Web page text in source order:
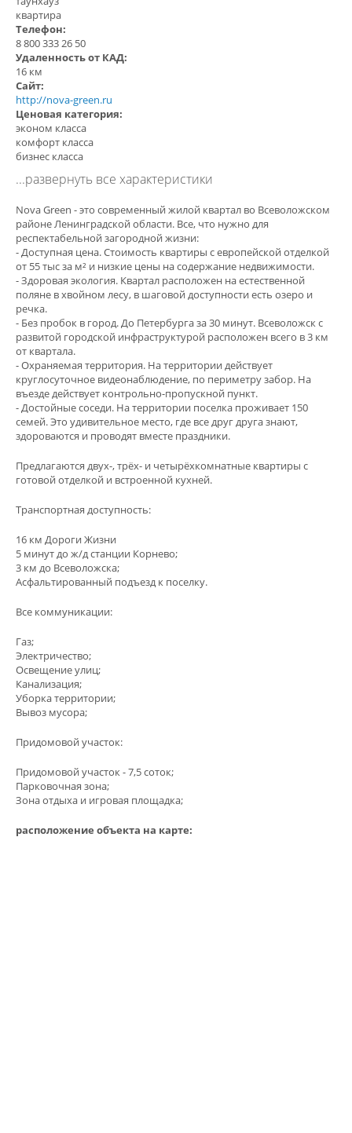
квартира
Телефон:
8 800 333 26 50
Удаленность от КАД:
16 км
Сайт:
http://nova-green.ru
Ценовая категория:
эконом класса
комфорт класса
бизнес класса
...развернуть все характеристики
Nova Green - это современный жилой квартал во Всеволожском
районе Ленинградской области. Все, что нужно для
респектабельной загородной жизни:
- Доступная цена. Стоимость квартиры с европейской отделкой
от 55 тыс за м² и низкие цены на содержание недвижимости.
- Здоровая экология. Квартал расположен на естественной
поляне в хвойном лесу, в шаговой доступности есть озеро и
речка.
- Без пробок в город. До Петербурга за 30 минут. Всеволожск с
развитой городской инфраструктурой расположен всего в 3 км
от квартала.
- Охраняемая территория. На территории действует
круглосуточное видеонаблюдение, по периметру забор. На
въезде действует контрольно-пропускной пункт.
- Достойные соседи. На территории поселка проживает 150
семей. Это удивительное место, где все друг друга знают,
здороваются и проводят вместе праздники.
Предлагаются двух-, трёх- и четырёхкомнатные квартиры с
готовой отделкой и встроенной кухней.
Транспортная доступность:
16 км Дороги Жизни
5 минут до ж/д станции Корнево;
3 км до Всеволожска;
Асфальтированный подъезд к поселку.
Все коммуникации:
Газ;
Электричество;
Освещение улиц;
Канализация;
Уборка территории;
Вывоз мусора;
Придомовой участок:
Придомовой участок - 7,5 соток;
Парковочная зона;
Зона отдыха и игровая площадка;
расположение объекта на карте: